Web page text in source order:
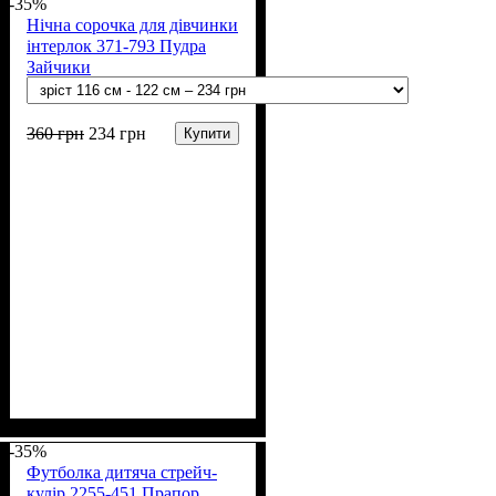
Нічна сорочка для дівчинки
інтерлок 371-793 Пудра
Зайчики
360грн 234 грн Купити
(100% бавовна)
Пудра
-35%
Футболка дитяча стрейч-